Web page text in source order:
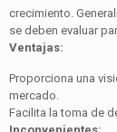
crecimiento.
se deben evaluar
Ventajas:
Proporciona una
mercado.
Facilita la toma de